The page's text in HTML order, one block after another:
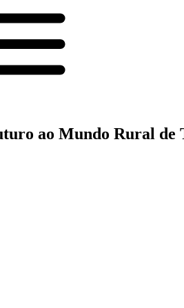
ao Mundo Rural de